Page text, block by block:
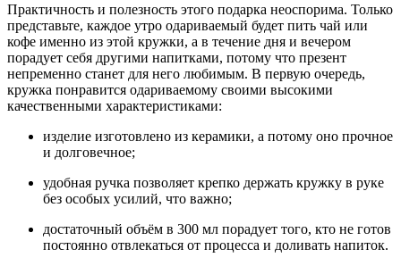
Практичность и полезность этого подарка неоспорима. Только
представьте, каждое утро одариваемый будет пить чай или
кофе именно из этой кружки, а в течение дня и вечером
порадует себя другими напитками, потому что презент
непременно станет для него любимым. В первую очередь,
кружка понравится одариваемому своими высокими
качественными характеристиками:
изделие изготовлено из керамики, а потому оно прочное
и долговечное;
удобная ручка позволяет крепко держать кружку в руке
без особых усилий, что важно;
достаточный объём в 300 мл порадует того, кто не готов
постоянно отвлекаться от процесса и доливать напиток.